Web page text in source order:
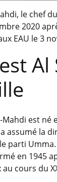
le chef
2020
EAU le 3
Al
Mahdi est né
a assumé la
parti
en 1945
cours du